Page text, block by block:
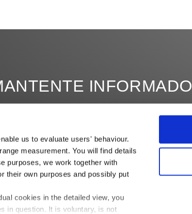
us to evaluate users' behaviour.
measurement. You will find details
purposes, we work together with
their own purposes and possibly put
cookies in the detailed view, you
in question. It is voluntary, is not
INFORMADO